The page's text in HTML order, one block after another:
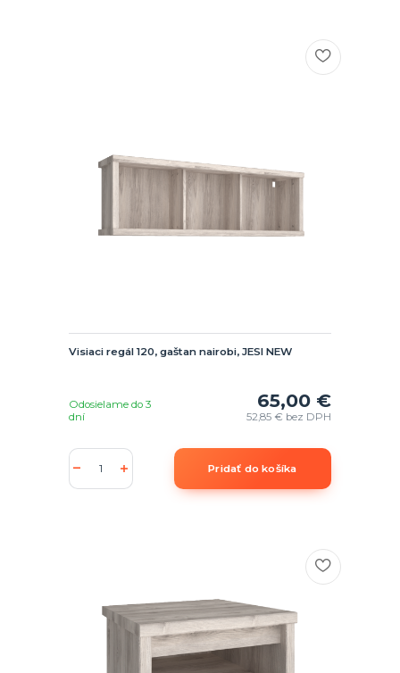
Visiaci regál 120, gaštan nairobi, JESI NEW
65,00 €
52,85 € bez DPH
Odosielame do 3
dní
Pridať do košíka